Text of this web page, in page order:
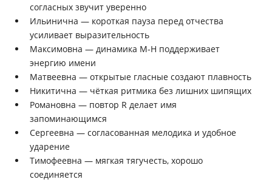
согласных звучит уверенно
Ильинична — короткая пауза перед отчества
усиливает выразительность
Максимовна — динамика М-Н поддерживает
энергию имени
Матвеевна — открытые гласные создают плавность
Никитична — чёткая ритмика без лишних шипящих
Романовна — повтор R делает имя
запоминающимся
Сергеевна — согласованная мелодика и удобное
ударение
Тимофеевна — мягкая тягучесть, хорошо
соединяется